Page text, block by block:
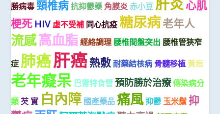
勝病毒 頸椎病 抗抑鬱藥 角膜炎 赤小豆
心肌
梗死 HIV 虛不受補 同心抗疫 糖尿病老年人
流感高血脂 經絡調理 腰椎間盤突出 腰椎管狹窄
症 肺癌肝癌熱敷 耐藥結核病 骨髓移植 黃疸
老年癡呆 巴雷特食管 預防勝於治療傳染病分
類 芡 實 白內障 國產藥品 痛風抑鬱 玉米鬚 抑